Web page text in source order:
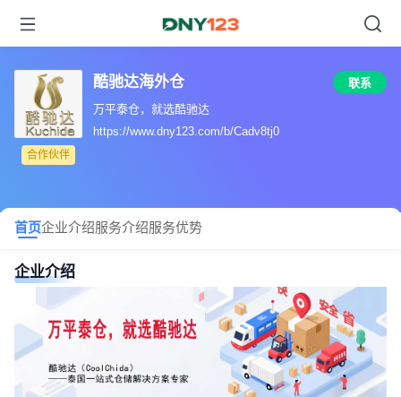
合作伙伴
酷驰达海外仓
联系
万平泰仓，就选酷驰达
https://www.dny123.com/b/Cadv8tj0
首页企业介绍服务介绍服务优势
企业介绍